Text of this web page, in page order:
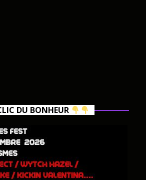
DU BONHEUR